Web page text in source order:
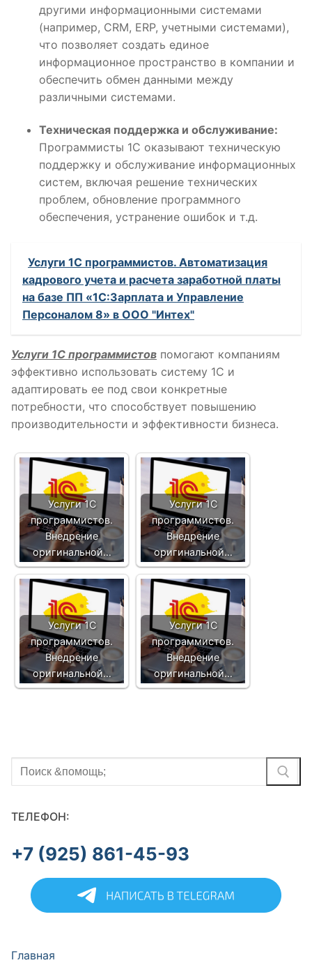
другими информационными системами
(например, CRM, ERP, учетными системами),
что позволяет создать единое
информационное пространство в компании и
обеспечить обмен данными между
различными системами.
Техническая поддержка и обслуживание:
Программисты 1С оказывают техническую
поддержку и обслуживание информационных
систем, включая решение технических
проблем, обновление программного
обеспечения, устранение ошибок и т.д.
Услуги 1С программистов. Автоматизация
кадрового учета и расчета заработной платы
на базе ПП «1С:Зарплата и Управление
Персоналом 8» в ООО "Интех"
Услуги 1С программистов помогают компаниям
эффективно использовать систему 1С и
адаптировать ее под свои конкретные
потребности, что способствует повышению
производительности и эффективности бизнеса.
Услуги 1С
программистов.
Внедрение
оригинальной…
Услуги 1С
программистов.
Внедрение
оригинальной…
Услуги 1С
программистов.
Внедрение
оригинальной…
Услуги 1С
программистов.
Внедрение
оригинальной…
Найти:
ТЕЛЕФОН:
+7 (925) 861-45-93
Главная